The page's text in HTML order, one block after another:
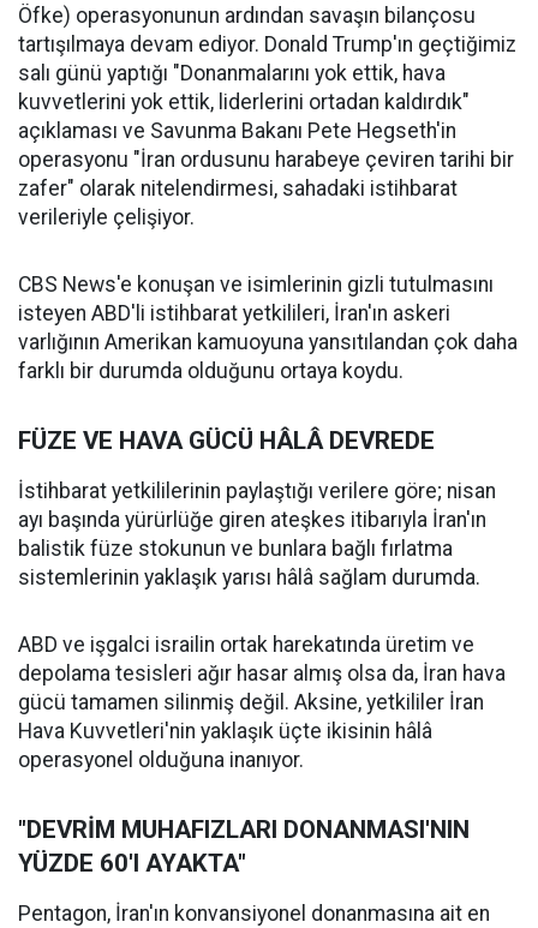
Öfke) operasyonunun ardından savaşın bilançosu
tartışılmaya devam ediyor. Donald Trump'ın geçtiğimiz
salı günü yaptığı "Donanmalarını yok ettik, hava
kuvvetlerini yok ettik, liderlerini ortadan kaldırdık"
açıklaması ve Savunma Bakanı Pete Hegseth'in
operasyonu "İran ordusunu harabeye çeviren tarihi bir
zafer" olarak nitelendirmesi, sahadaki istihbarat
verileriyle çelişiyor.
CBS News'e konuşan ve isimlerinin gizli tutulmasını
isteyen ABD'li istihbarat yetkilileri, İran'ın askeri
varlığının Amerikan kamuoyuna yansıtılandan çok daha
farklı bir durumda olduğunu ortaya koydu.
FÜZE VE HAVA GÜCÜ HÂLÂ DEVREDE
İstihbarat yetkililerinin paylaştığı verilere göre; nisan
ayı başında yürürlüğe giren ateşkes itibarıyla İran'ın
balistik füze stokunun ve bunlara bağlı fırlatma
sistemlerinin yaklaşık yarısı hâlâ sağlam durumda.
ABD ve işgalci israilin ortak harekatında üretim ve
depolama tesisleri ağır hasar almış olsa da, İran hava
gücü tamamen silinmiş değil. Aksine, yetkililer İran
Hava Kuvvetleri'nin yaklaşık üçte ikisinin hâlâ
operasyonel olduğuna inanıyor.
"DEVRİM MUHAFIZLARI DONANMASI'NIN
YÜZDE 60'I AYAKTA"
Pentagon, İran'ın konvansiyonel donanmasına ait en